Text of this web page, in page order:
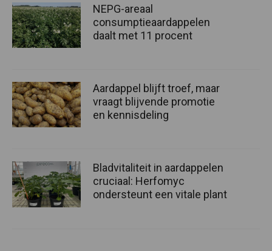
NEPG-areaal
consumptieaardappelen
daalt met 11 procent
Aardappel blijft troef, maar
vraagt blijvende promotie
en kennisdeling
Bladvitaliteit in aardappelen
cruciaal: Herfomyc
ondersteunt een vitale plant